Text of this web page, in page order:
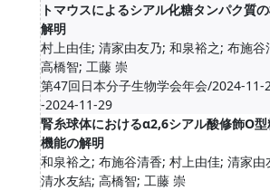
トマウスによるシアル化糖タンパク質
解明
村上由佳; 清家由友乃; 和泉裕之; 布施谷
高橋智; 工藤 崇
第47回日本分子生物学会年会/2024-11-
-2024-11-29
腎糸球体におけるα2,6シアル酸修飾O
機能の解明
和泉裕之; 布施谷清香; 村上由佳; 清家由
清水友結; 高橋智; 工藤 崇